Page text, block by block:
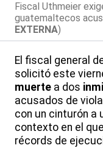
Fiscal Uthmeier
guatemaltecos
EXTERNA)
El fiscal general
solicitó este
muerte a dos
acusados de
con un cinturón a
contexto en el
récords de